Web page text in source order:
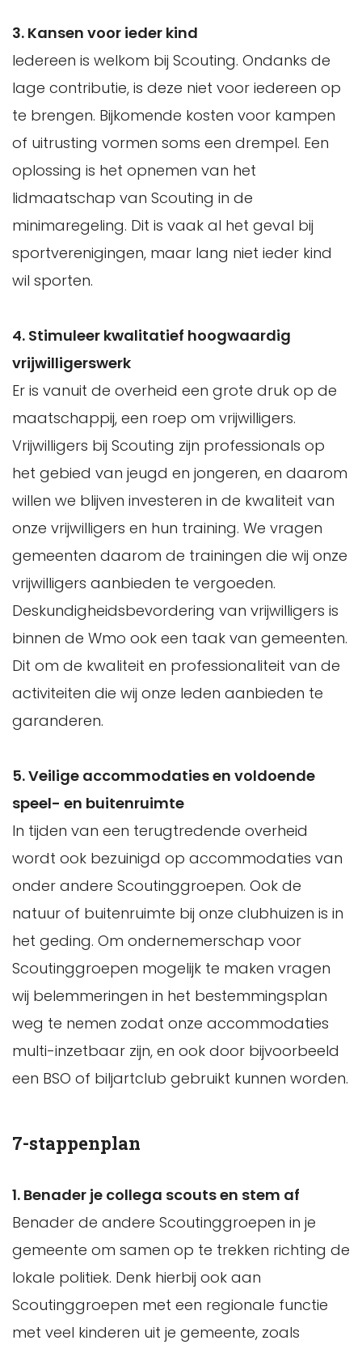
3. Kansen voor ieder kind
Iedereen is welkom bij Scouting. Ondanks de
lage contributie, is deze niet voor iedereen op
te brengen. Bijkomende kosten voor kampen
of uitrusting vormen soms een drempel. Een
oplossing is het opnemen van het
lidmaatschap van Scouting in de
minimaregeling. Dit is vaak al het geval bij
sportverenigingen, maar lang niet ieder kind
wil sporten.
4. Stimuleer kwalitatief hoogwaardig
vrijwilligerswerk
Er is vanuit de overheid een grote druk op de
maatschappij, een roep om vrijwilligers.
Vrijwilligers bij Scouting zijn professionals op
het gebied van jeugd en jongeren, en daarom
willen we blijven investeren in de kwaliteit van
onze vrijwilligers en hun training. We vragen
gemeenten daarom de trainingen die wij onze
vrijwilligers aanbieden te vergoeden.
Deskundigheidsbevordering van vrijwilligers is
binnen de Wmo ook een taak van gemeenten.
Dit om de kwaliteit en professionaliteit van de
activiteiten die wij onze leden aanbieden te
garanderen.
5. Veilige accommodaties en voldoende
speel- en buitenruimte
In tijden van een terugtredende overheid
wordt ook bezuinigd op accommodaties van
onder andere Scoutinggroepen. Ook de
natuur of buitenruimte bij onze clubhuizen is in
het geding. Om ondernemerschap voor
Scoutinggroepen mogelijk te maken vragen
wij belemmeringen in het bestemmingsplan
weg te nemen zodat onze accommodaties
multi-inzetbaar zijn, en ook door bijvoorbeeld
een BSO of biljartclub gebruikt kunnen worden.
7-stappenplan
1. Benader je collega scouts en stem af
Benader de andere Scoutinggroepen in je
gemeente om samen op te trekken richting de
lokale politiek. Denk hierbij ook aan
Scoutinggroepen met een regionale functie
met veel kinderen uit je gemeente, zoals